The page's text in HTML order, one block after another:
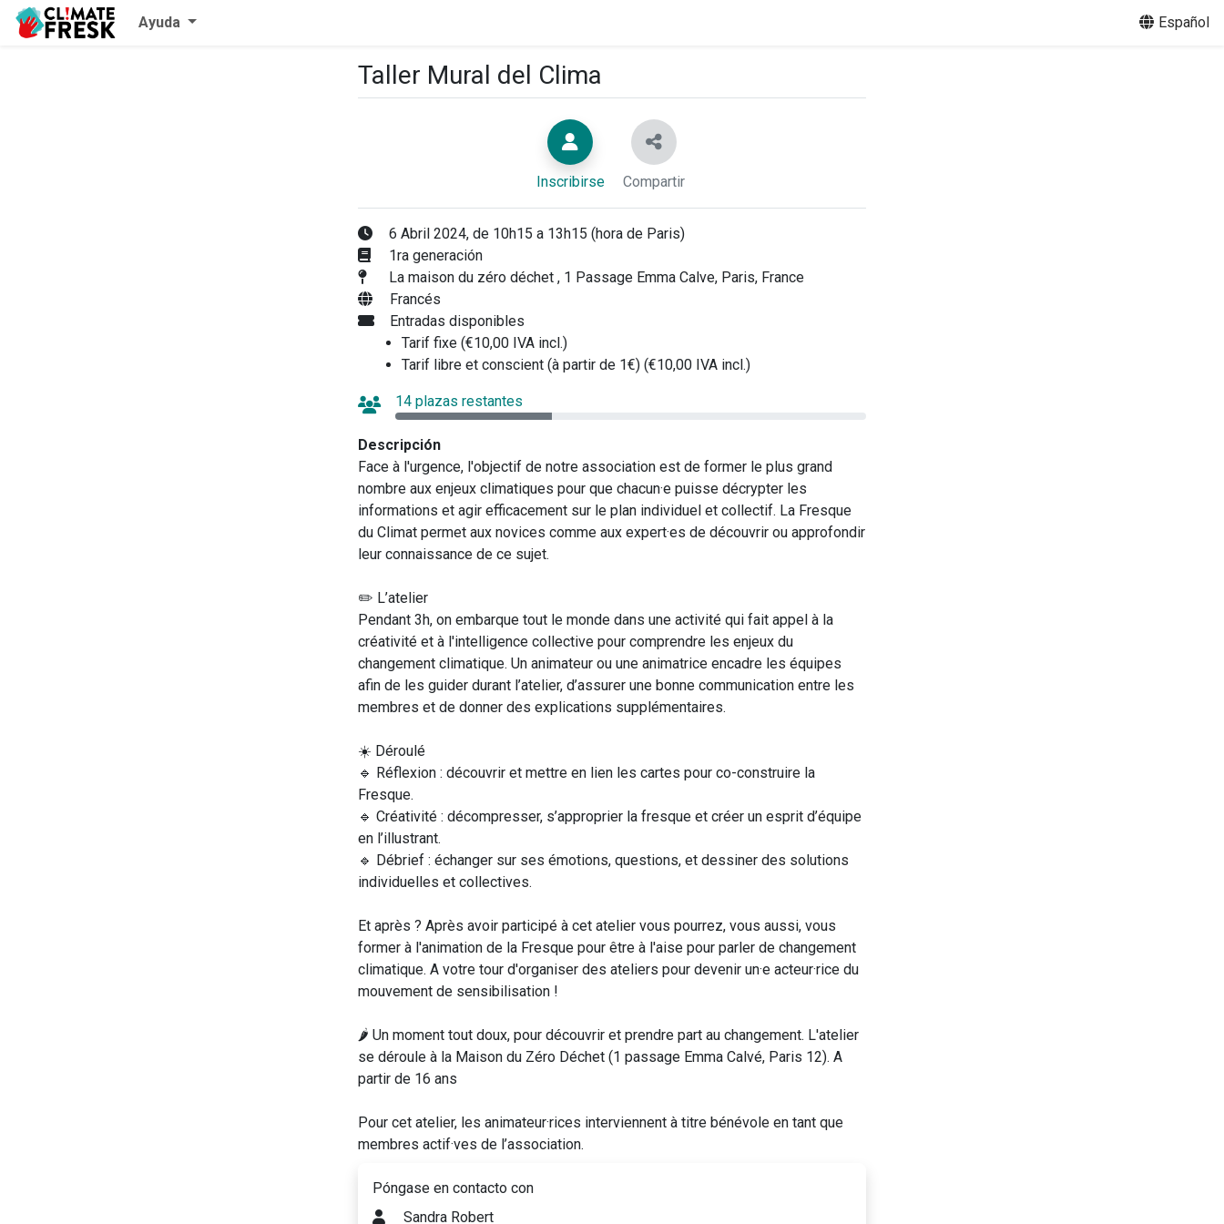
Ayuda Español
Taller Mural del Clima
Inscribirse Compartir
6 Abril 2024, de 10h15 a 13h15 (hora de Paris)
1ra generación
La maison du zéro déchet , 1 Passage Emma Calve, Paris, France
Francés
Entradas disponibles
Tarif fixe (€10,00 IVA incl.)
Tarif libre et conscient (à partir de 1€) (€10,00 IVA incl.)
14 plazas restantes
Descripción
Face à l'urgence, l'objectif de notre association est de former le plus grand
nombre aux enjeux climatiques pour que chacun·e puisse décrypter les
informations et agir efficacement sur le plan individuel et collectif. La Fresque
du Climat permet aux novices comme aux expert·es de découvrir ou approfondir
leur connaissance de ce sujet.
✏️ L’atelier
Pendant 3h, on embarque tout le monde dans une activité qui fait appel à la
créativité et à l'intelligence collective pour comprendre les enjeux du
changement climatique. Un animateur ou une animatrice encadre les équipes
afin de les guider durant l’atelier, d’assurer une bonne communication entre les
membres et de donner des explications supplémentaires.
☀️ Déroulé
🔹 Réflexion : découvrir et mettre en lien les cartes pour co-construire la
Fresque.
🔹 Créativité : décompresser, s’approprier la fresque et créer un esprit d’équipe
en l’illustrant.
🔹 Débrief : échanger sur ses émotions, questions, et dessiner des solutions
individuelles et collectives.
Et après ? Après avoir participé à cet atelier vous pourrez, vous aussi, vous
former à l'animation de la Fresque pour être à l'aise pour parler de changement
climatique. A votre tour d'organiser des ateliers pour devenir un·e acteur·rice du
mouvement de sensibilisation !
🌶 Un moment tout doux, pour découvrir et prendre part au changement. L'atelier
se déroule à la Maison du Zéro Déchet (1 passage Emma Calvé, Paris 12). A
partir de 16 ans
Pour cet atelier, les animateur·rices interviennent à titre bénévole en tant que
membres actif·ves de l’association.
Póngase en contacto con
Sandra Robert